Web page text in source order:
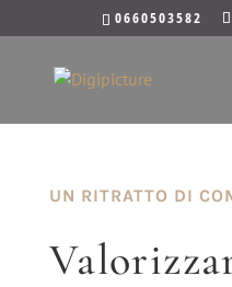
0660503582
UN RITRATTO DI